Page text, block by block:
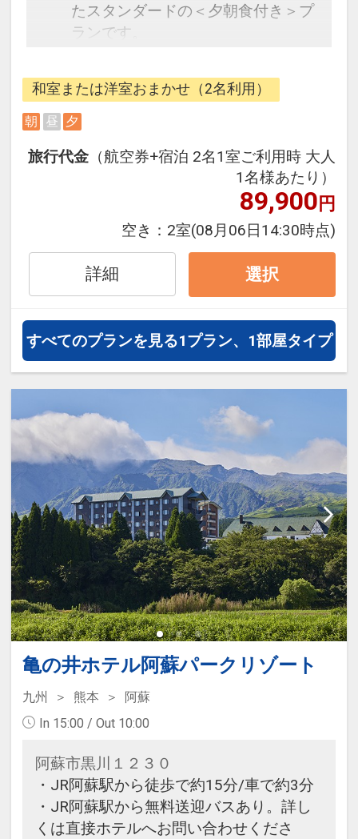
たスタンダードの＜夕朝食付き＞プ
ランです。
できるダイナミックパッケージだか
ら、一都市滞在はもちろん周遊旅行
にも最適！
泊・飛び泊なども自由自在です。
JALマイレージ会員の方にはフライ
トマイルが50%貯まります。
■夕食のご案内
2024年12月にリニューアルオープン
したビュッフェレストランにて、阿
きる「土地の恵みビュッフェ」が楽
しめます。
ライブキッチンコーナーでは名物の
で、ローカルグルメメニューでは
「馬刺し」や「あか牛入り自家製ハ
ンバーグ」がおすすめです。
□時間：17:30～21:00（チェックイ
ン時にご希望の入場時間をお伺いい
たします)
■朝食のご案内
阿蘇の豊かな自然で育まれた食材や
熊本の郷土料理を楽しめる和洋折衷
のビュッフェ（バイキング）形式で
す。
阿蘇名物の「あか牛丼」はもちろ
ん、「熊本ラーメン」やしぼりたて
を低温殺菌した、世界的にも評価の
をお楽しみください。
□時間：07:00～09:00（ラストオー
ダー08:30)
和室または洋室おまかせ（2名利用）
朝 昼 夕
旅行代金 （航空券+宿泊 2名1室ご利用時 大人
1名様あたり）
89,900円
空き： 2室(08月06日14:30時点)
詳細 選択
すべてのプランを見る1プラン、1部屋タイプ
亀の井ホテル阿蘇パークリゾート
九州 熊本
阿蘇
In 15:00 / Out 10:00
阿蘇市黒川１２３０
・JR阿蘇駅から徒歩で約15分/車で約3分
・JR阿蘇駅から無料送迎バスあり。詳し
くは直接ホテルへお問い合わせくださ